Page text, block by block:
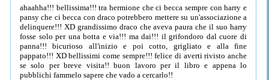
ahaahha!!! bellissima!!! tra hermione che ci becca sempre con harry e
pansy che ci becca con draco potrebbero mettere su un'associazione a
delinquere!!! XD grandissimo draco che aveva paura che il suo harry
fosse solo per una botta e via!!! ma dai!!! il grifondoro dal cuore di
panna!!! bicurioso all'inizio e poi cotto, grigliato e alla fine
pappato!!! XD bellissimi come sempre!!! felice di averti rivisto anche
se solo per breve visita!! buon lavoro per il libro e appena lo
pubblichi fammelo sapere che vado a cercarlo!!